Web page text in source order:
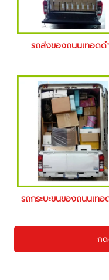
รถส่งของถนนเทอดด
รถกระบะขนของถนนเทอ
กด